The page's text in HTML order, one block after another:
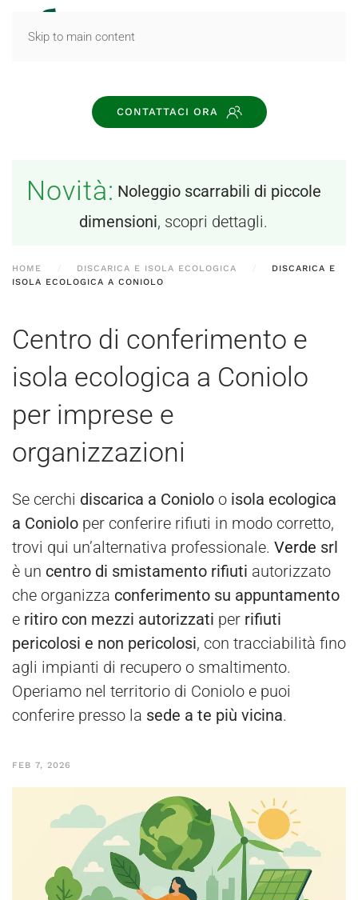
Skip to main content
CONTATTACI ORA
Novità: Noleggio scarrabili di piccole
dimensioni, scopri dettagli.
HOME DISCARICA E ISOLA ECOLOGICA
DISCARICA E
ISOLA ECOLOGICA A CONIOLO
Centro di conferimento e
isola ecologica a Coniolo
per imprese e
organizzazioni
Se cerchi discarica a Coniolo o isola ecologica
a Coniolo per conferire rifiuti in modo corretto,
trovi qui un’alternativa professionale. Verde srl
è un centro di smistamento rifiuti autorizzato
che organizza conferimento su appuntamento
e ritiro con mezzi autorizzati per rifiuti
pericolosi e non pericolosi, con tracciabilità fino
agli impianti di recupero o smaltimento.
Operiamo nel territorio di Coniolo e puoi
conferire presso la sede a te più vicina.
FEB 7, 2026